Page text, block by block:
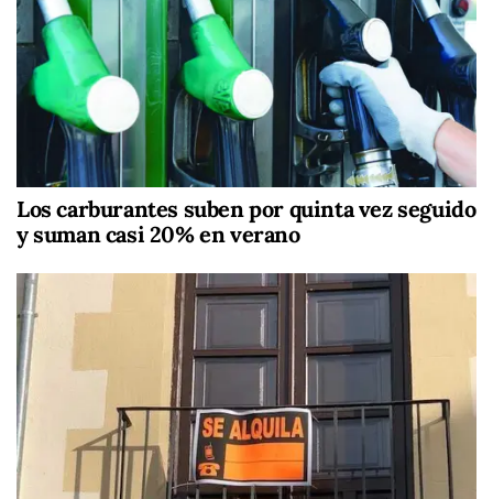
Los carburantes suben por quinta vez seguido
y suman casi 20% en verano